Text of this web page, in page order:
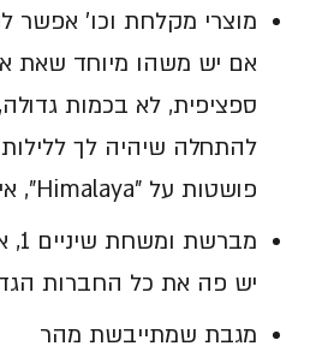
מוצרי מקלחת וכו' אפשר
אם יש משהו מיוחד שאת
ספציפית, לא בכמות
להתחלה שיהיה לך ללילות
פושטות על "Himalaya", אין איך לברוח מזה
יש פה את כל החברות
מגבת שמתייבשת מהר